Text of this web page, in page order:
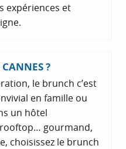
expériences et
?
le brunch c’est
en famille ou
un hôtel
gourmand,
choisissez le brunch